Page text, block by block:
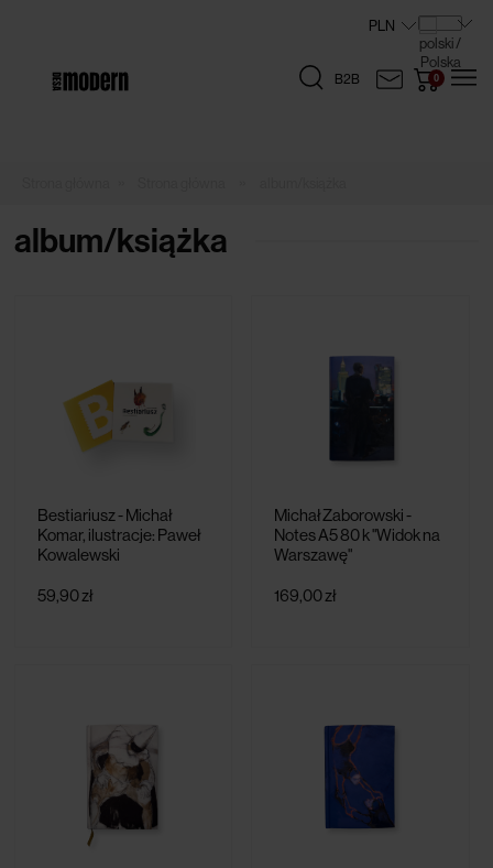
B2B
album/książka
Bestiariusz - Michał
Komar, ilustracje: Paweł
Kowalewski
59,90 zł
Michał Zaborowski -
Notes A5 80 k "Widok na
Warszawę"
169,00 zł